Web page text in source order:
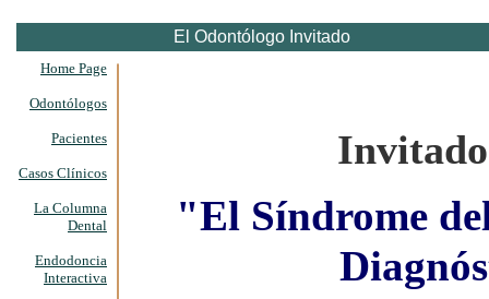
El Odontólogo Invitado
Home Page
Odontólogos
Pacientes
Casos Clínicos
La Columna
Dental
Endodoncia
Interactiva
"El Síndrome